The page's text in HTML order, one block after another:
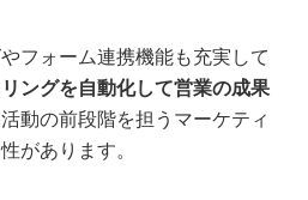
フォーム連携機能も充実して
ングを自動化して営業の成果
動の前段階を担うマーケティ
があります。